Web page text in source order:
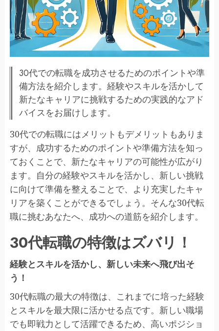
30代での転職を成功させるためのポイントや準
備方法を紹介します。経験やスキルを活かして
新たなキャリアに挑戦するための実践的なアド
バイスをお届けします。
30代での転職にはメリットもデメリットもありま
すが、成功するためのポイントや準備方法を知っ
ておくことで、新たなキャリアの可能性が広がり
ます。自分の経験やスキルを活かし、新しい挑戦
に向けて準備を整えることで、より充実したキャ
リアを築くことができるでしょう。そんな30代転
職に挑むあなたへ、成功への道筋を紹介します。
30代転職の特徴はズバリ！
経験とスキルを活かし、新しい未来へ飛び出そ
う！
30代転職の最大の特徴は、これまでに培った経験
とスキルを最大限に活かせる点です。新しい職場
でも即戦力として活躍できるため、高いポジショ